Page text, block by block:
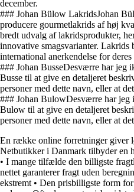
december.
### Johan Bülow LakridsJohan
producere gourmetlakrids af høj
bredt udvalg af lakridsprodukter,
innovative smagsvarianter. Lakrids
international anerkendelse for
### Johan BusseDesværre har jeg
Busse til at give en detaljeret
personer med dette navn, eller at
### Johan BulowDesværre har jeg
Bulow til at give en detaljeret
personer med dette navn, eller at
En række online forretninger giver
Netbutikker i Danmark tilbyder en
• I mange tilfælde den billigste
nettet garanterer fragt uden
ekstremt • Den prisbilligste form